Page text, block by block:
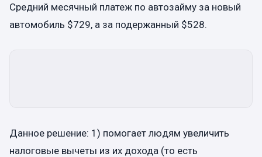
Средний месячный платеж по автозайму за новый
автомобиль $729, а за подержанный $528.
Данное решение: 1) помогает людям увеличить
налоговые вычеты из их дохода (то есть